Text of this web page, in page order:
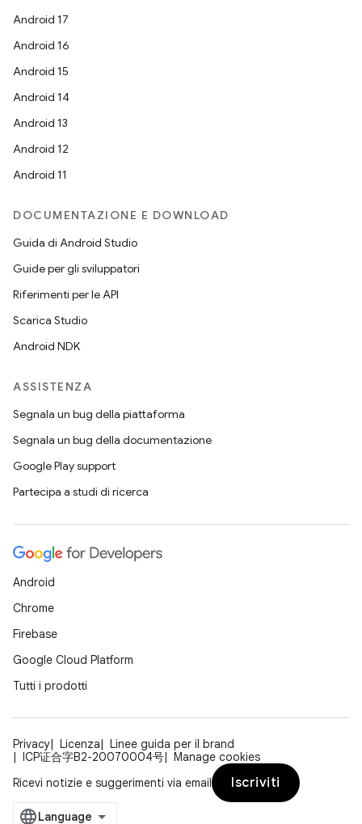
Android 17
Android 16
Android 15
Android 14
Android 13
Android 12
Android 11
DOCUMENTAZIONE E DOWNLOAD
Guida di Android Studio
Guide per gli sviluppatori
Riferimenti per le API
Scarica Studio
Android NDK
ASSISTENZA
Segnala un bug della piattaforma
Segnala un bug della documentazione
Google Play support
Partecipa a studi di ricerca
Android
Chrome
Firebase
Google Cloud Platform
Tutti i prodotti
Privacy Licenza
Linee guida per il brand
ICP证合字B2-20070004号
Manage cookies
Ricevi notizie e suggerimenti via email
Iscriviti